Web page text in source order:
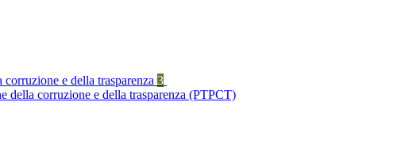
e della trasparenza 3
della corruzione e della trasparenza (PTPCT)